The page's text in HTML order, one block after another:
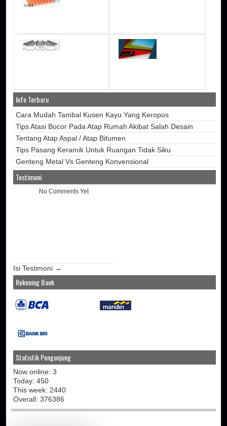
Info Terbaru
Cara Mudah Tambal Kusen Kayu Yang Keropos
Tips Atasi Bocor Pada Atap Rumah Akibat Salah Desain
Tentang Atap Aspal / Atap Bitumen
Tips Pasang Keramik Untuk Ruangan Tidak Siku
Genteng Metal Vs Genteng Konvensional
Testimoni
No Comments Yet
Isi Testimoni →
Rekening Bank
Statistik Pengunjung
Now online: 3
Today: 450
This week: 2440
Overall: 376386